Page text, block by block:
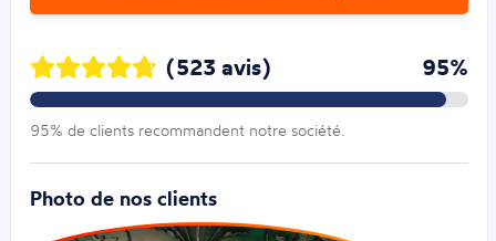
(523 avis) 95%
95% de clients recommandent notre société.
Photo de nos clients